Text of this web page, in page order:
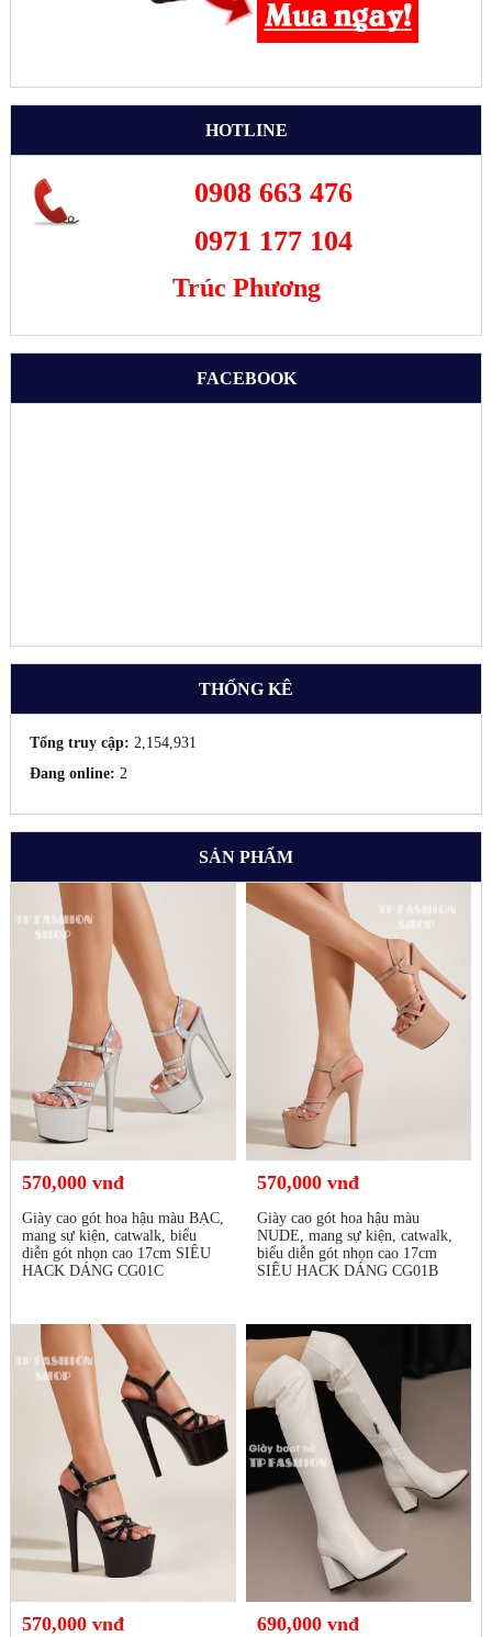
HOTLINE
0908 663 476
0971 177 104
Trúc Phương
FACEBOOK
THỐNG KÊ
Tổng truy cập: 2,154,931
Đang online: 2
SẢN PHẨM
570,000 vnđ
Giày cao gót hoa hậu màu BẠC,
mang sự kiện, catwalk, biểu
diễn gót nhọn cao 17cm SIÊU
HACK DÁNG CG01C
570,000 vnđ
Giày cao gót hoa hậu màu
NUDE, mang sự kiện, catwalk,
biểu diễn gót nhọn cao 17cm
SIÊU HACK DÁNG CG01B
570,000 vnđ 690,000 vnđ